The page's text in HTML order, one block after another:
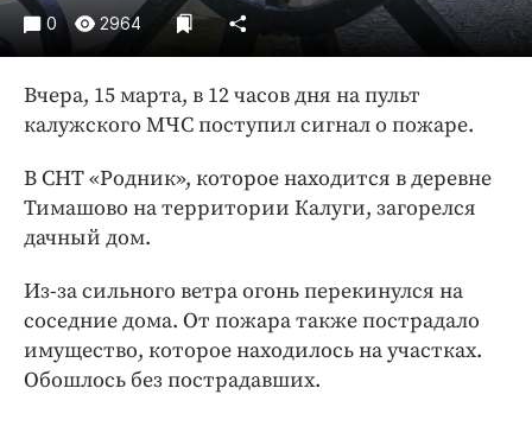
Происшествия
Спорт
Экономика и бизнес
Блоги
Издания
Интересное чтиво
Клиника года
Бренд года
0 2964
Вчера, 15 марта, в 12 часов дня на пульт
калужского МЧС поступил сигнал о пожаре.
В СНТ «Родник», которое находится в деревне
Тимашово на территории Калуги, загорелся
дачный дом.
Из-за сильного ветра огонь перекинулся на
соседние дома. От пожара также пострадало
имущество, которое находилось на участках.
Обошлось без пострадавших.